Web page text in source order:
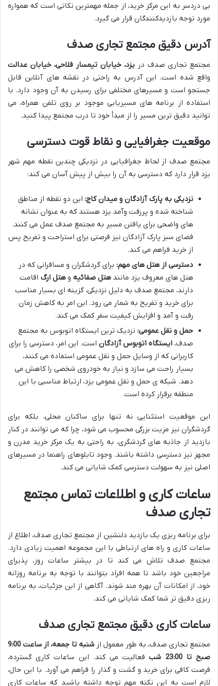
بی دردسر به این مرکز خرید، از جمله مهمترین نکاتی است که همواره
مورد توجه بازدیدکنندگان قرار می گیرد.
آدرس دقیق مجتمع تجاری صدف
مجتمع تجاری صدف در یزد، خیابان تیمسار فلاحی، خیابان عدالت
واقع شده است. این آدرس به راحتی در نقشه های آنلاین قابل
جستجو است و مسیرهای مختلفی برای رسیدن به آن وجود دارد. با
استفاده از برنامه های مسیریابی موجود بر روی تلفن همراه، می
توانید دقیق ترین مسیر را از مبدأ خود تا درب مجتمع پیدا کنید.
موقعیت جغرافیایی و نقاط قوت دسترسی
مجتمع صدف از لحاظ جغرافیایی در نزدیکی چندین نقطه مهم شهر
یزد قرار دارد که دسترسی به آن را بیش از پیش آسان می کند:
نزدیکی به پارک آزادگان و میدان کاج: این دو نقطه از مناطق
شناخته شده و پررفت وآمد یزد هستند که به عنوان نشانه
های واضحی برای یافتن مسیر به مجتمع صدف عمل می کنند.
فضای سبز پارک آزادگان نیز فرصتی برای استراحت و تفریح پس
از خرید فراهم می کند.
دسترسی از هتل های مهم: برای گردشگران و مسافرانی که در
هتل های معروف یزد مانند هتل صفائیه و هتل ارگ اقامت
دارند، مجتمع صدف به دلیل نزدیکی، گزینه ای بسیار مناسب
برای خرید و تفریح به شمار می رود. این امر به کاهش زمان
رفت و آمد و افزایش کیفیت سفر کمک می کند.
حمل و نقل عمومی: نزدیک ترین ایستگاه اتوبوس به مجتمع
صدف، ایستگاه اتوبوس آزادگان است. این امر، دسترسی را برای
کاربرانی که از وسایل حمل و نقل عمومی استفاده می کنند،
بسیار راحت می سازد و نیاز به خودروی شخصی را کاهش می
دهد. شبکه ی حمل و نقل عمومی یزد، ارتباط مناسبی با این
منطقه برقرار کرده است.
این موقعیت استثنایی نه تنها برای ساکنان محلی، بلکه برای
گردشگران نیز مزیت بزرگی محسوب می شود، چرا که می توانند در کنار
بازدید از جاذبه های گردشگری، به راحتی به یک مرکز خرید مدرن و
مجهز نیز دسترسی داشته باشند. وجود تابلوهای راهنما در مسیرهای
اصلی نیز به سهولت دسترسی کمک شایانی می کند.
ساعات کاری و اطلاعات تماس مجتمع
تجاری صدف
برای برنامه ریزی یک بازدید دلنشین از مجتمع تجاری صدف، اطلاع از
ساعات کاری و راه های ارتباطی با این مجموعه اهمیت زیادی دارد.
مجتمع صدف تلاش می کند تا در بیشتر ساعات روز، پذیرای
مراجعین خود باشد تا همه افراد بتوانند با توجه به برنامه روزانه
خود، از امکانات آن بهره مند شوند. آگاهی از این جزئیات، به برنامه
ریزی دقیق تر شما کمک شایانی می کند.
ساعات کاری دقیق مجتمع تجاری صدف
مجتمع تجاری صدف، به طور معمول از
شنبه تا جمعه، از ساعت 9:00
صبح تا 23:00 شب
فعالیت می کند. این ساعات کاری گسترده،
فرصت کافی برای خرید و گشت و گذار را فراهم می آورد. با این حال،
لازم است به این نکته مهم توجه داشته باشید که ساعات کاری